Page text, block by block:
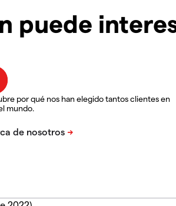
puede
por qué nos han elegido tantos clientes en
mundo.